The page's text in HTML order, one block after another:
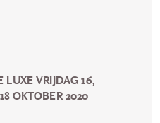
LUXE VRIJDAG 16,
OKTOBER 2020